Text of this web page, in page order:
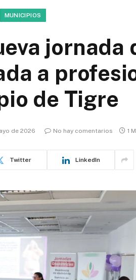
MUNICIPIOS
jornada
a
de Tigre
de 2026 No hay comentarios 1
Twitter LinkedIn